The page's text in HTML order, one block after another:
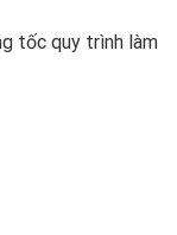
tốc quy trình làm